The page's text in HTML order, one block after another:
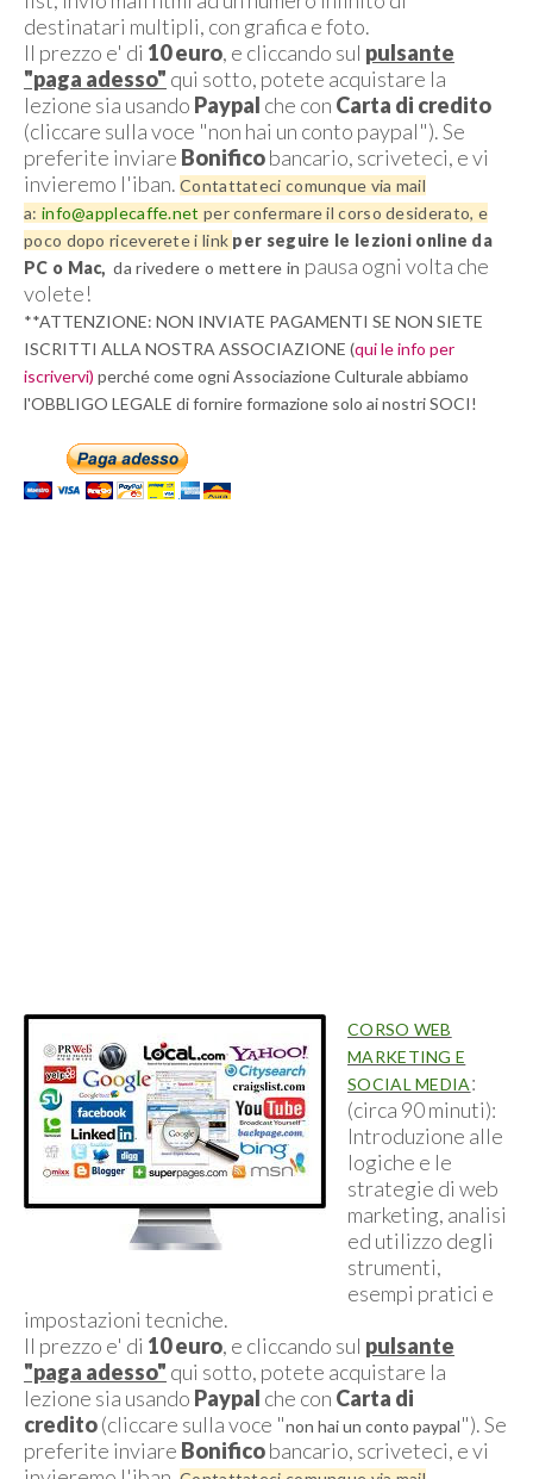
destinatari multipli, con grafica e foto.
Il prezzo e' di 10 euro, e cliccando sul pulsante
"paga adesso" qui sotto, potete acquistare la
lezione sia usando Paypal che con Carta di credito
(cliccare sulla voce "non hai un conto paypal"). Se
preferite inviare Bonificobancario, scriveteci, e vi
invieremo l'iban. Contattateci comunque via mail
a: info@applecaffe.net per confermare il corso desiderato, e
poco dopo riceverete i link per seguire le lezioni online da
PC o Mac, da rivedere o mettere in pausa ogni volta che
volete!
**ATTENZIONE: NON INVIATE PAGAMENTI SE NON SIETE
ISCRITTI ALLA NOSTRA ASSOCIAZIONE (qui le info per
iscrivervi) perché come ogni Associazione Culturale abbiamo
l'OBBLIGO LEGALE di fornire formazione solo ai nostri SOCI!
CORSO WEB
MARKETING E
SOCIAL MEDIA:
(circa 90 minuti):
Introduzione alle
logiche e le
strategie di web
marketing, analisi
ed utilizzo degli
strumenti,
esempi pratici e
impostazioni tecniche.
Il prezzo e' di 10 euro, e cliccando sul pulsante
"paga adesso" qui sotto, potete acquistare la
lezione sia usando Paypal che con Carta di
credito(cliccare sulla voce "non hai un conto paypal"). Se
preferite inviare Bonificobancario, scriveteci, e vi